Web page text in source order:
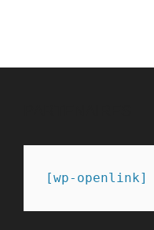
[wp-openlink]